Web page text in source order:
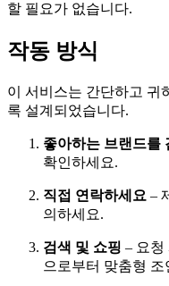
할 필요가 없습니다.
작동 방식
이 서비스는 간단하고 귀
록 설계되었습니다.
좋아하는 브랜드를
확인하세요.
직접 연락하세요 –
의하세요.
검색 및 쇼핑 – 요청
으로부터 맞춤형